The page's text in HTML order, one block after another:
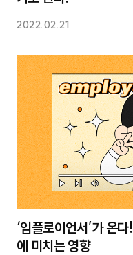
2022.02.21
‘임플로이언서’가 온
에 미치는 영향